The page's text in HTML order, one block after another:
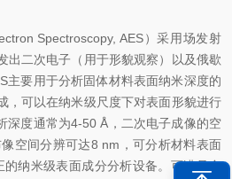
Spectroscopy, AES）采用场发射
出二次电子（用于形貌观察）以及俄歇
主要用于分析固体材料表面纳米深度的
，可以在纳米级尺度下对表面形貌进行
深度通常为4-50 Å，二次电子成像的空
空间分辨可达8 nm，可分析材料表面
纳米级表面成分分析设备。可满足合